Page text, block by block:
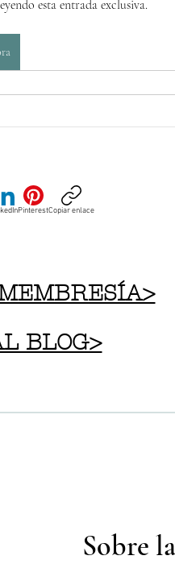
esta entrada exclusiva.
PinterestCopiar enlace
BLOG>
Sobre